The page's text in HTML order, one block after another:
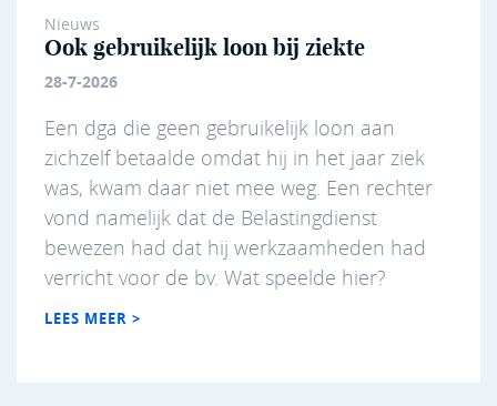
Nieuws
Ook gebruikelijk loon bij ziekte
28-7-2026
Een dga die geen gebruikelijk loon aan
zichzelf betaalde omdat hij in het jaar ziek
was, kwam daar niet mee weg. Een rechter
vond namelijk dat de Belastingdienst
bewezen had dat hij werkzaamheden had
verricht voor de bv. Wat speelde hier?
LEES MEER >